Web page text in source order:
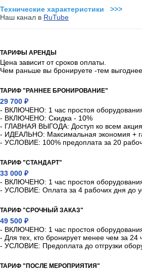
Технические характеристики >>>
Наш канал в RuTube
ТАРИФЫ АРЕНДЫ
Цена зависит от сроков оплаты.
Чем раньше вы бронируете -тем
ТАРИФ "РАННЕЕ БРОНИРОВАНИЕ"
29 700 ₽
- ВКЛЮЧЕНО: 1 час простоя
- ВКЛЮЧЕНО: Скидка - 10%
- ГЛАВНАЯ ВЫГОДА: Доступ ко всем
- ИДЕАЛЬНО: Максимальная экономия +
- УСЛОВИЕ: 100% предоплата за 20
ТАРИФ "СТАНДАРТ"
33 000 ₽
- ВКЛЮЧЕНО: 1 час простоя
- УСЛОВИЕ: Оплата за 4 рабочих дня до
ТАРИФ "СРОЧНЫЙ ЗАКАЗ"
49 500 ₽
- ВКЛЮЧЕНО: 1 час простоя
- Для тех, кто бронирует менее чем за 24
- УСЛОВИЕ: Предоплата до отгрузки
ТАРИФ "ПОСЛЕ МЕРОПРИЯТИЯ"